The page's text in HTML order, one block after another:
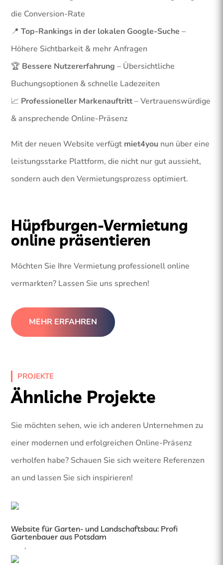
die Conversion-Rate
📍Top-Rankings in der lokalen Google-Suche –
Höhere Sichtbarkeit & mehr Anfragen
🏆 Bessere Nutzererfahrung – Übersichtliche
Buchungsoptionen & schnelle Ladezeiten
📈 Professioneller Markenauftritt– Vertrauenswürdige
& ansprechende Online-Präsenz
Mit der neuen Website verfügt miet4you nun über eine
leistungsstarke Plattform, die nicht nur gut aussieht,
sondern auch den Vermietungsprozess optimiert.
Hüpfburgen-Vermietung
online präsentieren
Möchten Sie Ihre Vermietung professionell online
vermarkten? Lassen Sie uns sprechen!
MEHR ERFAHREN
PROJEKTE
Ähnliche Projekte
Sie möchten sehen, wie ich anderen Unternehmen zu
einer modernen und erfolgreichen Online-Präsenz
verholfen habe? Schauen Sie sich weitere Referenzen
an und lassen Sie sich inspirieren!
Website für Garten- und Landschaftsbau: Profi
Gartenbauer aus Potsdam
,